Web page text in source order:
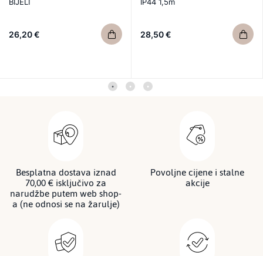
26,20 € 28,50 €
Besplatna dostava iznad
70,00 € isključivo za
narudžbe putem web shop-
a (ne odnosi se na žarulje)
Povoljne cijene i stalne
akcije